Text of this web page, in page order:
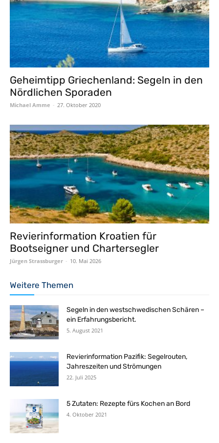
Geheimtipp Griechenland: Segeln in den
Nördlichen Sporaden
Michael Amme - 27. Oktober 2020
Revierinformation Kroatien für
Bootseigner und Chartersegler
Jürgen Strassburger - 10. Mai 2026
Weitere Themen
Segeln in den westschwedischen Schären –
ein Erfahrungsbericht.
5. August 2021
Revierinformation Pazifik: Segelrouten,
Jahreszeiten und Strömungen
22. Juli 2025
5 Zutaten: Rezepte fürs Kochen an Bord
4. Oktober 2021